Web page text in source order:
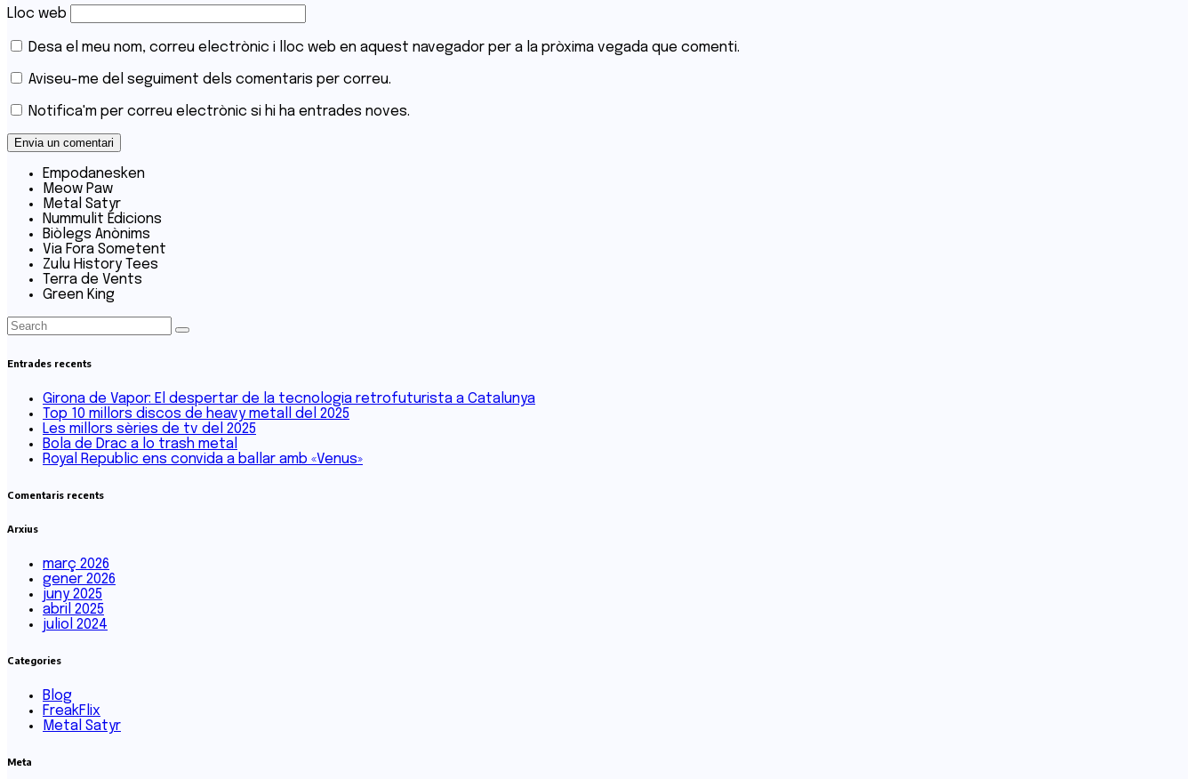
Lloc web
Desa el meu nom, correu electrònic i lloc web en aquest navegador per a la pròxima vegada que comenti.
Aviseu-me del seguiment dels comentaris per correu.
Notifica'm per correu electrònic si hi ha entrades noves.
Empodanesken
Meow Paw
Metal Satyr
Nummulit Edicions
Biòlegs Anònims
Via Fora Sometent
Zulu History Tees
Terra de Vents
Green King
Entrades recents
Girona de Vapor: El despertar de la tecnologia retrofuturista a Catalunya
Top 10 millors discos de heavy metall del 2025
Les millors sèries de tv del 2025
Bola de Drac a lo trash metal
Royal Republic ens convida a ballar amb «Venus»
Comentaris recents
Arxius
març 2026
gener 2026
juny 2025
abril 2025
juliol 2024
Categories
Blog
FreakFlix
Metal Satyr
Meta